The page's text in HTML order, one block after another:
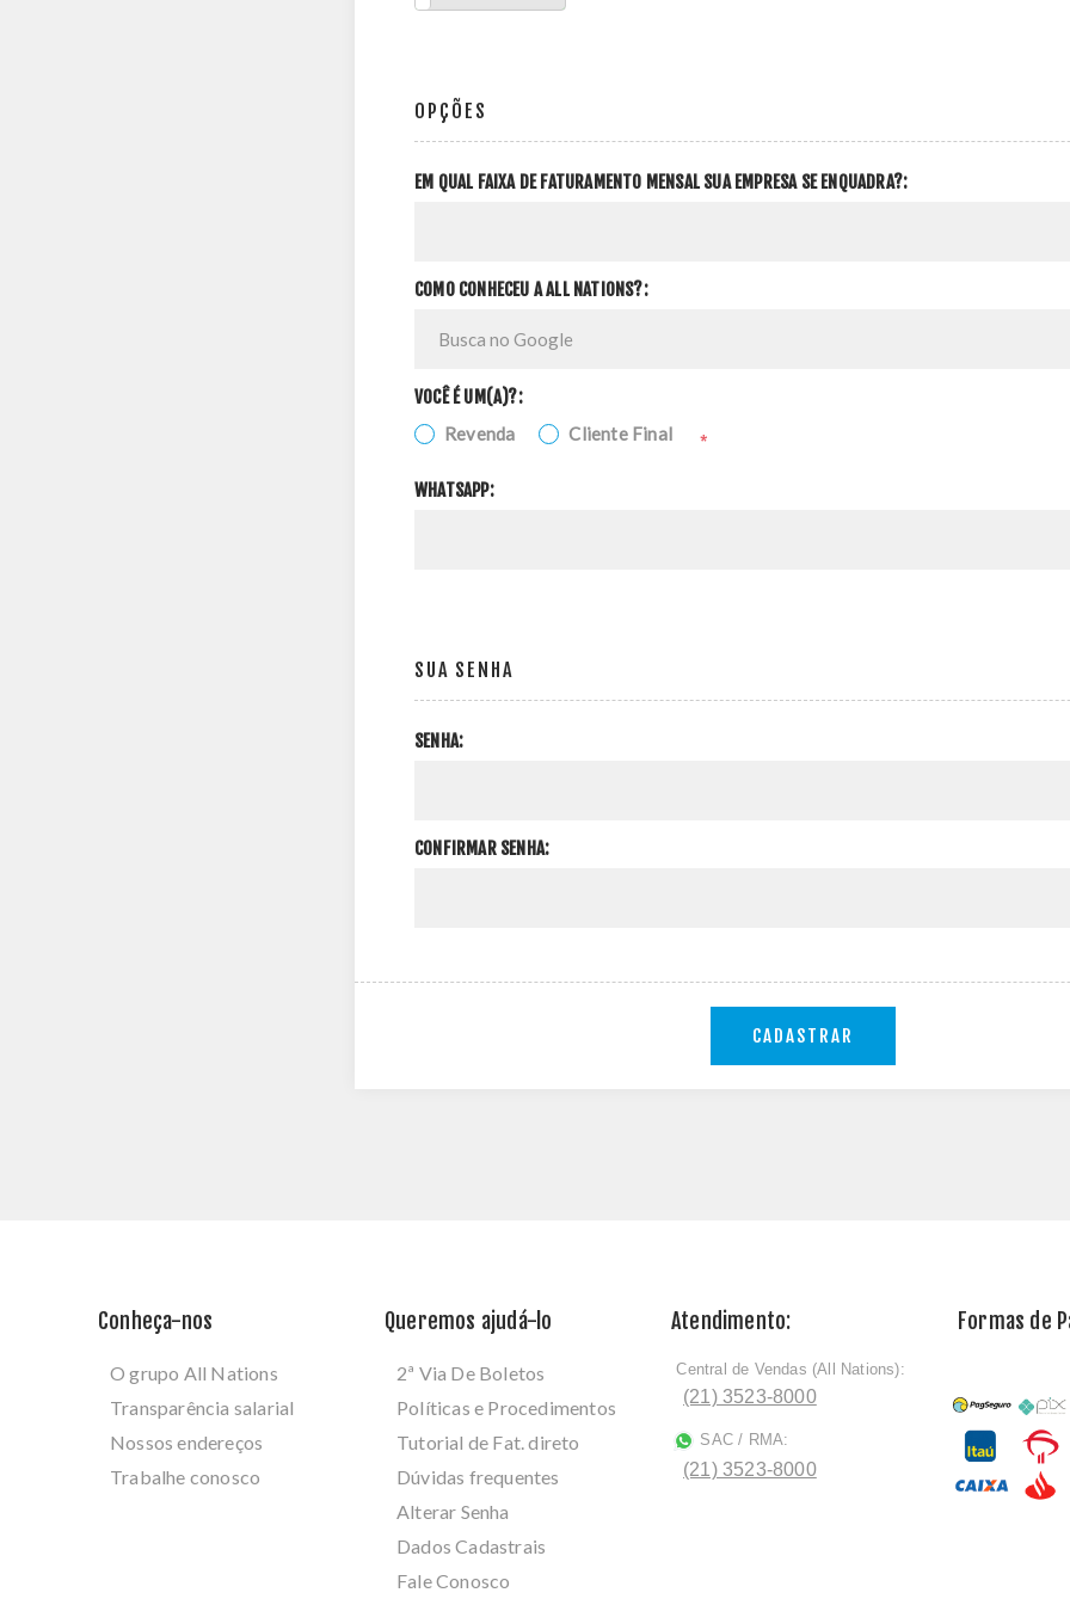
OPÇÕES
EM QUAL FAIXA DE FATURAMENTO MENSAL SUA EMPRESA SE ENQUADRA?:
COMO CONHECEU A ALL NATIONS?:
VOCÊ É UM(A)?:
Revenda Cliente Final *
WHATSAPP:
SUA SENHA
SENHA:
CONFIRMAR SENHA:
CADASTRAR
Conheça-nos
O grupo All Nations
Transparência salarial
Nossos endereços
Trabalhe conosco
Queremos ajudá-lo
2ª Via De Boletos
Políticas e Procedimentos
Tutorial de Fat. direto
Dúvidas frequentes
Alterar Senha
Dados Cadastrais
Fale Conosco
Atendimento:
ﾠCentral de Vendas (All Nations):
(21) 3523-8000
SAC / RMA:
(21) 3523-8000
Formas de